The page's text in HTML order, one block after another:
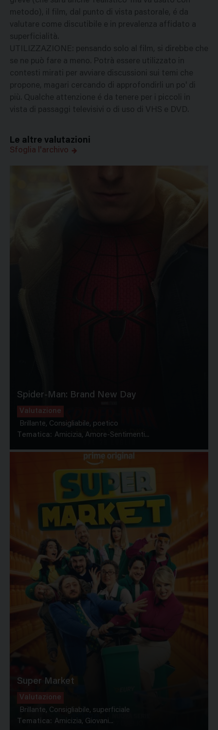
metodo), il film, dal punto di vista pastorale, é da
valutare come discutibile e in prevalenza affidato a
superficialità.
UTILIZZAZIONE: pensando solo al film, si direbbe che
se ne può fare a meno. Potrà essere utilizzato in
contesti mirati per avviare discussioni sui temi che
propone, magari cercando di approfondirli un po' di
più. Qualche attenzione é da tenere per i piccoli in
vista di passaggi televisivi o di uso di VHS e DVD.
Le altre valutazioni
Sfoglia l'archivo
Spider-Man: Brand New Day
Valutazione
Brillante, Consigliabile, poetico
Tematica: Amicizia, Amore-Sentimenti...
Super Market
Valutazione
Brillante, Consigliabile, superficiale
Tematica: Amicizia, Giovani...